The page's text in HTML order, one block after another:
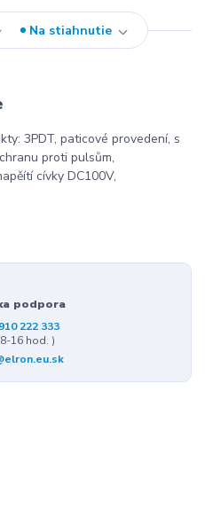
Na stiahnutie
3PDT, paticové provedení, s
proti pulsům,
cívky DC100V,
podpora
222 333
16 hod. )